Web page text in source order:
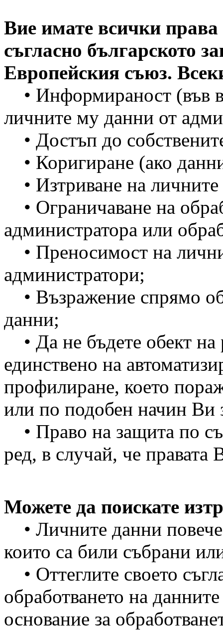
Вие имате всички
съгласно българското
Европейския съюз.
• Информираност (във
личните му данни от
• Достъп до
• Коригиране (ако
• Изтриване на
• Ограничаване на
администратора или
• Преносимост на
администратори;
• Възражение спрямо
данни;
• Да не бъдете обект
единствено на
профилиране, което
или по подобен начин Ви
• Право на защита по
ред, в случай, че
Можете да поискате
• Личните данни повече
които са били събрани
• Оттеглите своето
обработването на
основание за